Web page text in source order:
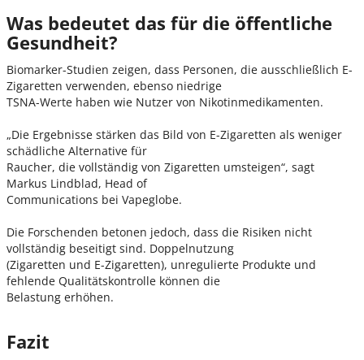
Was bedeutet das für die öffentliche
Gesundheit?
Biomarker-Studien zeigen, dass Personen, die ausschließlich E-
Zigaretten verwenden, ebenso niedrige
TSNA-Werte haben wie Nutzer von Nikotinmedikamenten.
„Die Ergebnisse stärken das Bild von E-Zigaretten als weniger
schädliche Alternative für
Raucher, die vollständig von Zigaretten umsteigen“, sagt
Markus Lindblad, Head of
Communications bei Vapeglobe.
Die Forschenden betonen jedoch, dass die Risiken nicht
vollständig beseitigt sind. Doppelnutzung
(Zigaretten und E-Zigaretten), unregulierte Produkte und
fehlende Qualitätskontrolle können die
Belastung erhöhen.
Fazit